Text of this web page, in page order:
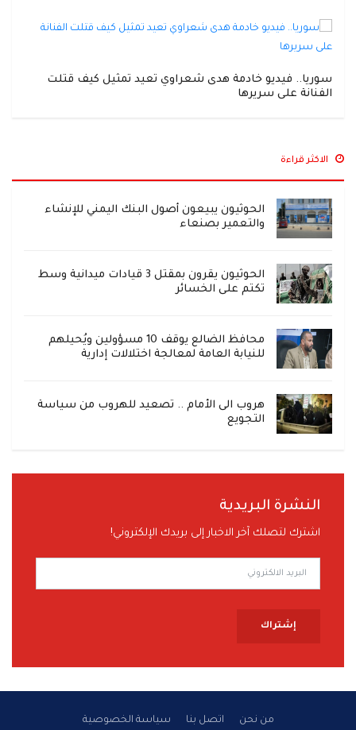
سوريا.. فيديو خادمة هدى شعراوي تعيد تمثيل كيف قتلت
الفنانة على سريرها
الاكثر قراءة
الحوثيون يبيعون أصول البنك اليمني للإنشاء
والتعمير بصنعاء
الحوثيون يقرون بمقتل 3 قيادات ميدانية وسط
تكتم على الخسائر
محافظ الضالع يوقف 10 مسؤولين ويُحيلهم
للنيابة العامة لمعالجة اختلالات إدارية
هروب الى الأمام .. تصعيد للهروب من سياسة
التجويع
النشرة البريدية
اشترك لتصلك آخر الاخبار إلى بريدك الإلكتروني!
إشتراك
من نحن اتصل بنا سياسة الخصوصية